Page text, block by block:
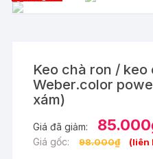
Keo chà ron / keo
Weber.color
xám)
Giá đã giảm: 85.000
Giá gốc:
98.000₫ (liên